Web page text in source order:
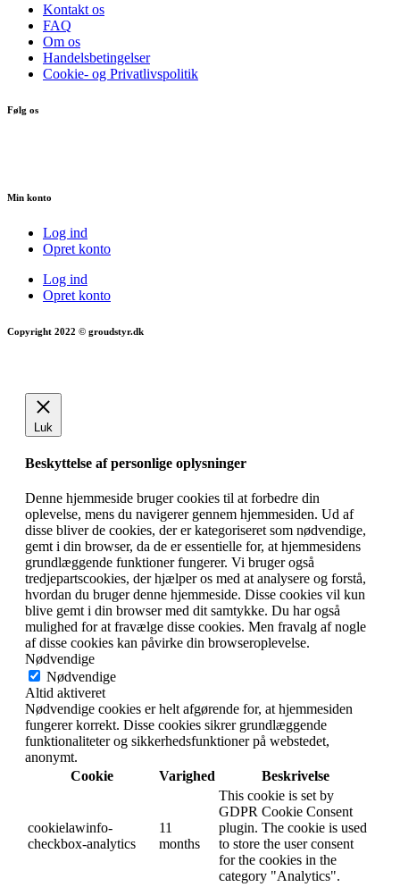
Kontakt os
FAQ
Om os
Handelsbetingelser
Cookie- og Privatlivspolitik
Følg os
Min konto
Log ind
Opret konto
Log ind
Opret konto
Copyright 2022 © groudstyr.dk
Luk
Beskyttelse af personlige oplysninger
Denne hjemmeside bruger cookies til at forbedre din
oplevelse, mens du navigerer gennem hjemmesiden. Ud af
disse bliver de cookies, der er kategoriseret som nødvendige,
gemt i din browser, da de er essentielle for, at hjemmesidens
grundlæggende funktioner fungerer. Vi bruger også
tredjepartscookies, der hjælper os med at analysere og forstå,
hvordan du bruger denne hjemmeside. Disse cookies vil kun
blive gemt i din browser med dit samtykke. Du har også
mulighed for at fravælge disse cookies. Men fravalg af nogle
af disse cookies kan påvirke din browseroplevelse.
Nødvendige
Nødvendige
Altid aktiveret
Nødvendige cookies er helt afgørende for, at hjemmesiden
fungerer korrekt. Disse cookies sikrer grundlæggende
funktionaliteter og sikkerhedsfunktioner på webstedet,
anonymt.
Cookie
Varighed Beskrivelse
cookielawinfo-
checkbox-analytics
11
months
This cookie is set by
GDPR Cookie Consent
plugin. The cookie is used
to store the user consent
for the cookies in the
category "Analytics".